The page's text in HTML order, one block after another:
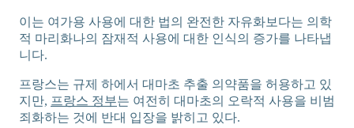
이는 여가용 사용에 대한 법의 완전한 자유화보다는 의학
적 마리화나의 잠재적 사용에 대한 인식의 증가를 나타냅
니다.
프랑스는 규제 하에서 대마초 추출 의약품을 허용하고 있
지만, 프랑스 정부는 여전히 대마초의 오락적 사용을 비범
죄화하는 것에 반대 입장을 밝히고 있다.